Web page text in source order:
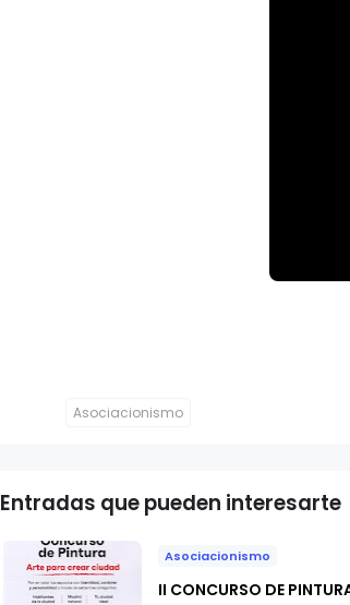
Asociacionismo
Entradas que pueden interesarte
Asociacionismo
II CONCURSO DE